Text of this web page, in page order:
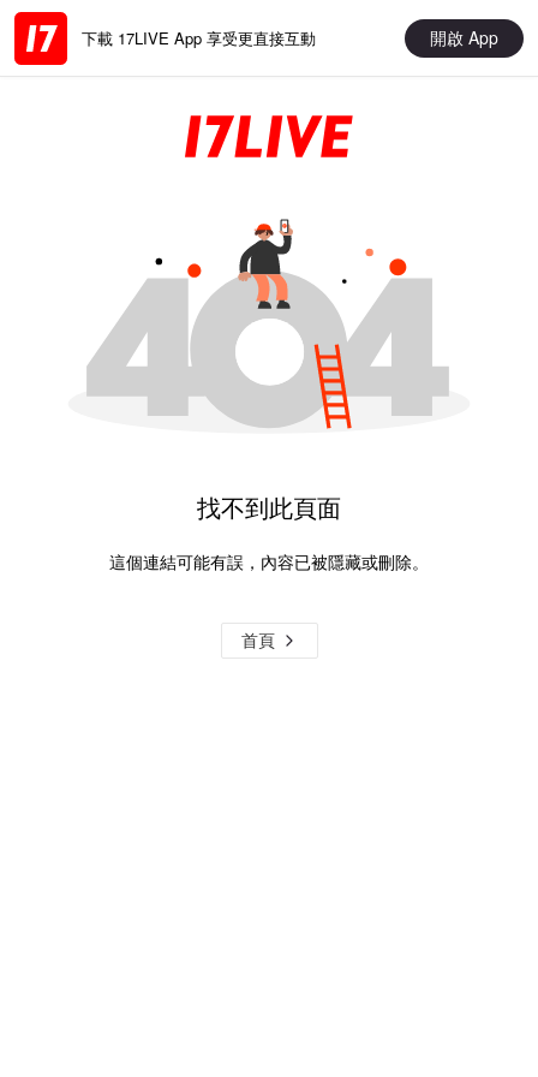
下載 17LIVE App 享受更直接互動 開啟 App
找不到此頁面
這個連結可能有誤，內容已被隱藏或刪除。
首頁